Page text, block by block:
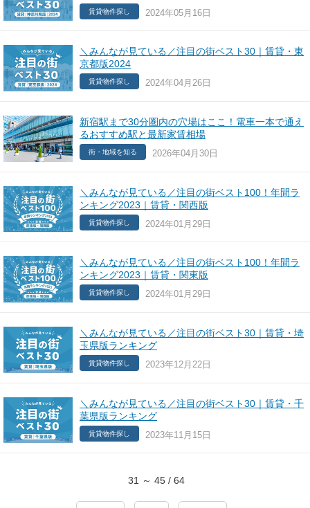
賃貸物件探し 2024年05月16日
＼みんなが見ている／注目の街ベスト30｜賃貸・東
京都版2024
賃貸物件探し 2024年04月26日
新宿駅まで30分圏内の穴場はここ！電車一本で通え
るおすすめ駅と最新家賃相場
街・地域を知る 2026年04月30日
＼みんなが見ている／注目の街ベスト100！年間ラ
ンキング2023｜賃貸・関西版
賃貸物件探し 2024年01月29日
＼みんなが見ている／注目の街ベスト100！年間ラ
ンキング2023｜賃貸・関東版
賃貸物件探し 2024年01月29日
＼みんなが見ている／注目の街ベスト30｜賃貸・埼
玉県版ランキング
賃貸物件探し 2023年12月22日
＼みんなが見ている／注目の街ベスト30｜賃貸・千
葉県版ランキング
賃貸物件探し 2023年11月15日
31 ～ 45 / 64